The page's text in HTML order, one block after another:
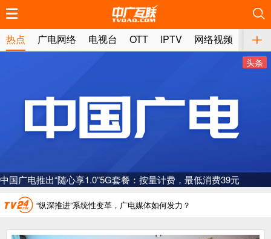
热点 广电网络 电视台 OTT IPTV 网络视频 媒体
头条
“广电方案”纳入国家应急通信一体化保障体系
广电总局对互联网电视自动续费专项治理
中国广电：编制一体化电视技术标准白皮书
一电视频道开播
“纵深推进”系统性变革，广电媒体如何发力？
“一省一网”，中国广电为何走了二十年？
推荐
推荐
推荐
推荐
推荐
推荐
推荐
推荐
推荐
推荐
推荐
推荐
推荐
推荐
推荐
推荐
推荐
推荐
推荐
推荐